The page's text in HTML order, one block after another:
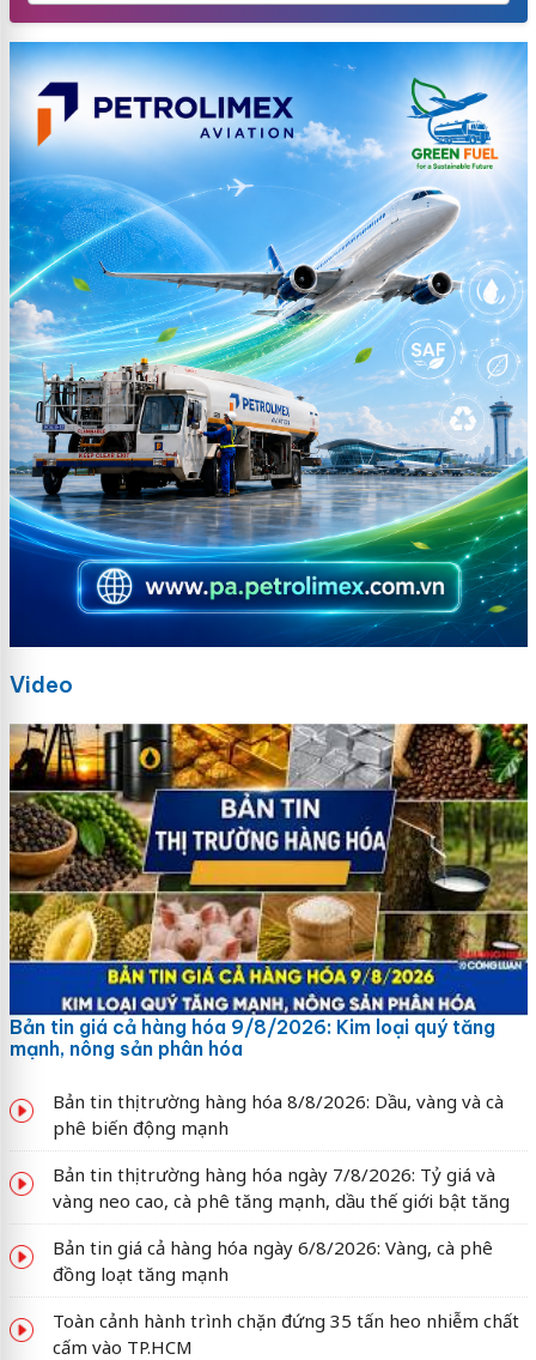
Video
Bản tin giá cả hàng hóa 9/8/2026: Kim loại quý tăng
mạnh, nông sản phân hóa
Bản tin thị trường hàng hóa 8/8/2026: Dầu, vàng và cà
phê biến động mạnh
Bản tin thị trường hàng hóa ngày 7/8/2026: Tỷ giá và
vàng neo cao, cà phê tăng mạnh, dầu thế giới bật tăng
Bản tin giá cả hàng hóa ngày 6/8/2026: Vàng, cà phê
đồng loạt tăng mạnh
Toàn cảnh hành trình chặn đứng 35 tấn heo nhiễm chất
cấm vào TP.HCM